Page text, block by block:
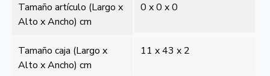
Tamaño artículo (Largo x
Alto x Ancho) cm
0 x 0 x 0
Tamaño caja (Largo x
Alto x Ancho) cm
11 x 43 x 2